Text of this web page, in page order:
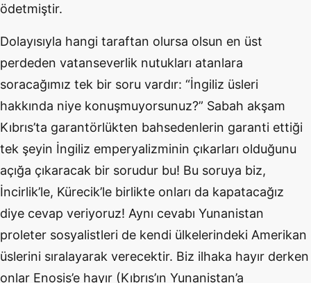
ödetmiştir.
Dolayısıyla hangi taraftan olursa olsun en üst
perdeden vatanseverlik nutukları atanlara
soracağımız tek bir soru vardır: “İngiliz üsleri
hakkında niye konuşmuyorsunuz?” Sabah akşam
Kıbrıs’ta garantörlükten bahsedenlerin garanti ettiği
tek şeyin İngiliz emperyalizminin çıkarları olduğunu
açığa çıkaracak bir sorudur bu! Bu soruya biz,
İncirlik’le, Kürecik’le birlikte onları da kapatacağız
diye cevap veriyoruz! Aynı cevabı Yunanistan
proleter sosyalistleri de kendi ülkelerindeki Amerikan
üslerini sıralayarak verecektir. Biz ilhaka hayır derken
onlar Enosis’e hayır (Kıbrıs’ın Yunanistan’a